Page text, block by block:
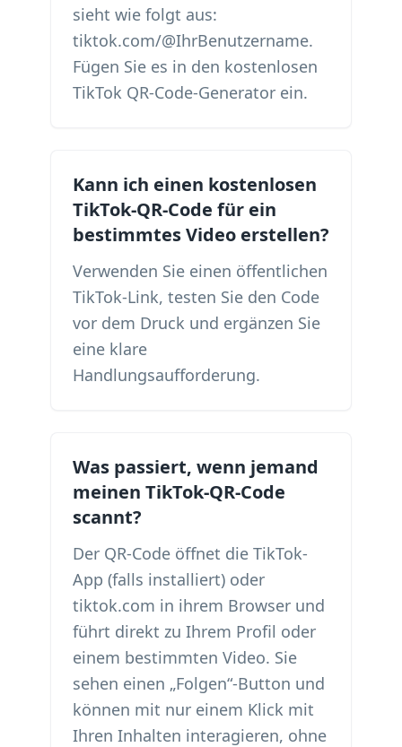
sieht wie folgt aus:
tiktok.com/@IhrBenutzername.
Fügen Sie es in den kostenlosen
TikTok QR-Code-Generator ein.
Kann ich einen kostenlosen
TikTok-QR-Code für ein
bestimmtes Video erstellen?
Verwenden Sie einen öffentlichen
TikTok-Link, testen Sie den Code
vor dem Druck und ergänzen Sie
eine klare
Handlungsaufforderung.
Was passiert, wenn jemand
meinen TikTok-QR-Code
scannt?
Der QR-Code öffnet die TikTok-
App (falls installiert) oder
tiktok.com in ihrem Browser und
führt direkt zu Ihrem Profil oder
einem bestimmten Video. Sie
sehen einen „Folgen“-Button und
können mit nur einem Klick mit
Ihren Inhalten interagieren, ohne